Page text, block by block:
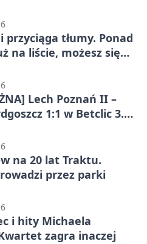
przyciąga tłumy. Ponad
na liście, możesz się
Lech Poznań II –
1:1 w Betclic 3.
na 20 lat Traktu.
przez parki
i hity Michaela
zagra inaczej